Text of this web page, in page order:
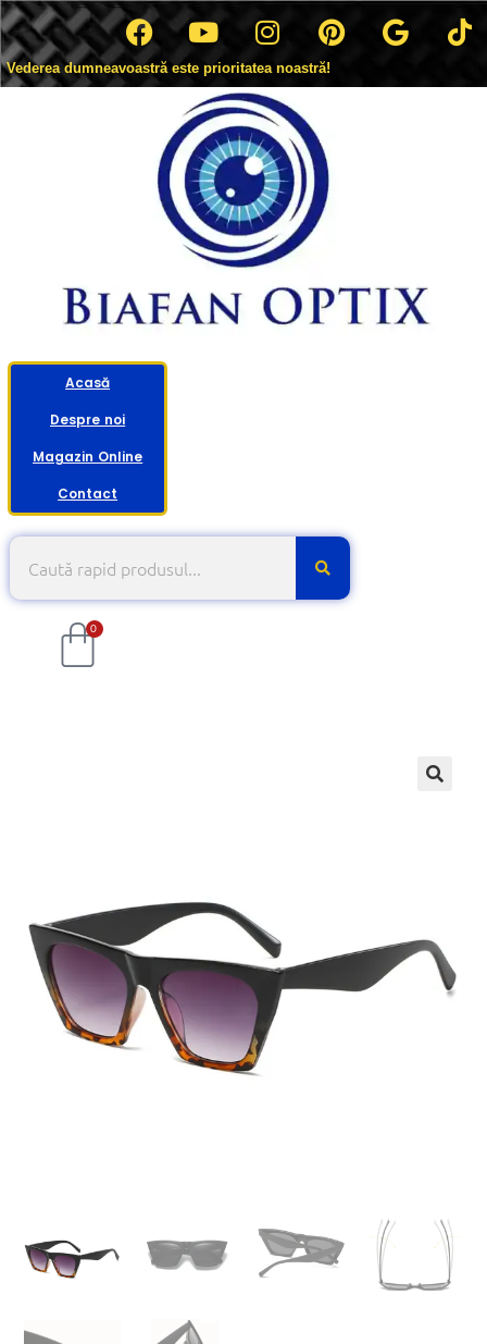
Vederea dumneavoastră este prioritatea noastră!
Acasă
Despre noi
Magazin Online
Contact
0